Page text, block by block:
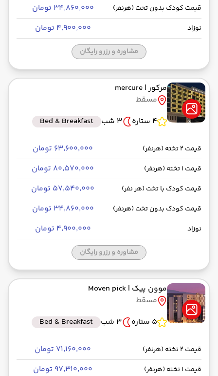
قیمت کودک بدون تخت (هرنفر) ۳۴٬۸۶۰٬۰۰۰ تومان
نوزاد ۴٬۹۰۰٬۰۰۰ تومان
مشاوره و رزرو رایگان
مرکور| mercure
مسقط
4 ستاره
3 شب Bed & Breakfast
قیمت 2 تخته (هرنفر) ۶۳٬۶۰۰٬۰۰۰ تومان
قیمت 1 تخته (هرنفر) ۸۰٬۵۷۰٬۰۰۰ تومان
قیمت کودک با تخت (هر نفر) ۵۷٬۵۴۰٬۰۰۰ تومان
قیمت کودک بدون تخت (هرنفر) ۳۴٬۸۶۰٬۰۰۰ تومان
نوزاد ۴٬۹۰۰٬۰۰۰ تومان
مشاوره و رزرو رایگان
موون پیک | Moven pick
مسقط
5 ستاره
3 شب Bed & Breakfast
قیمت 2 تخته (هرنفر) ۷۱٬۱۶۰٬۰۰۰ تومان
قیمت 1 تخته (هرنفر) ۹۷٬۳۱۰٬۰۰۰ تومان